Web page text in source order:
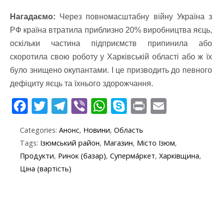
Нагадаємо: Через повномасштабну війну Україна з
РФ країна втратила приблизно 20% виробництва яєць,
оскільки частина підприємств припинила або
скоротила свою роботу у Харківській області або ж їх
було знищено окупантами. І це призводить до певного
дефіциту яєць та їхнього здорожчання.
F
e
b
o
T
itt
er
T
e
gr
a
Vi
er
W
at
s
S
y
p
Pr
t ai
l
Categories: Анонс, Новини, Область
Tags: Ізюмський район, Магазин, Місто Ізюм,
Продукти, Ринок (базар), Суперма́ркет, Харківщина,
Ціна (вартість)